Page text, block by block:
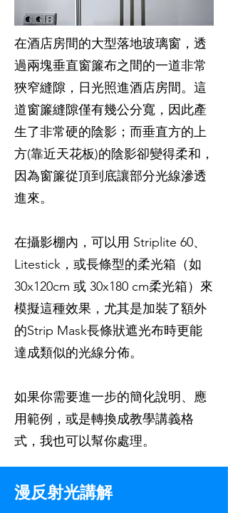
在酒店房間的大型落地玻璃窗，透
過兩塊垂直窗簾布之間的一道非常
狹窄縫隙，日光照進酒店房間。這
道窗簾縫隙僅有幾公分寬，因此產
生了非常硬的陰影；而垂直方的上
方(靠近天花板)的陰影卻變得柔和，
因為窗簾從頂到底讓部分光線滲透
進來。
在攝影棚內，可以用 Striplite 60、
Litestick，或長條型的柔光箱（如
30x120cm 或 30x180 cm柔光箱）來
模擬這種效果，尤其是加裝了額外
的Strip Mask長條狀遮光布時更能
達成類似的光線分佈。
如果你需要進一步的簡化說明、應
用範例，或是轉換成教學講義格
式，我也可以幫你處理。
漫反射光講解